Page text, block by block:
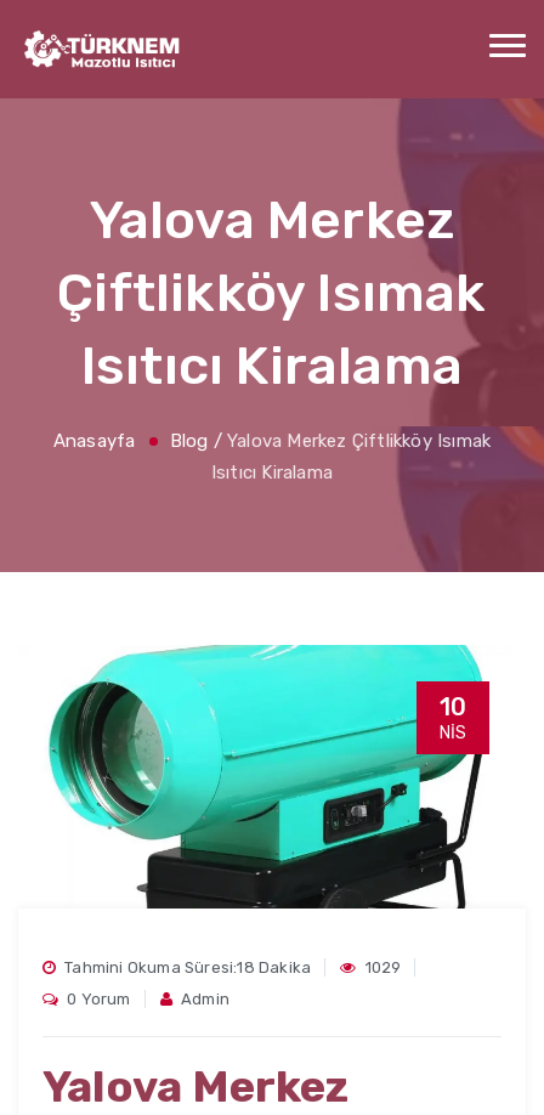
Yalova Merkez
Çiftlikköy Isımak
Isıtıcı Kiralama
Anasayfa Blog /Yalova Merkez Çiftlikköy Isımak
Isıtıcı Kiralama
10
NIS
Tahmini Okuma Süresi:18 Dakika
1029
0 Yorum
Admin
Yalova Merkez